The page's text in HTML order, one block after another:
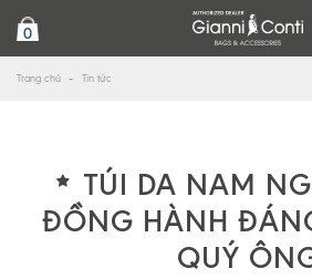
0
Trang chủ Tin tức
TÚI DA NAM
ĐỒNG HÀNH
QUÝ